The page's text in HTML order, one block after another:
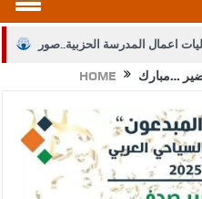
اعمال المدرسة الحزبية..صور
في الحقوق والقانون
التاريخية على المقدسات
والمسيحية
HOME …مبارك